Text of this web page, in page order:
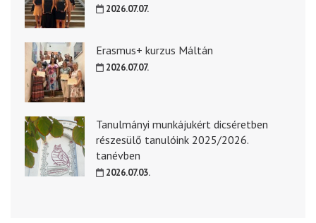
2026.07.07.
Erasmus+ kurzus Máltán
2026.07.07.
Tanulmányi munkájukért dicséretben
részesülő tanulóink 2025/2026.
tanévben
2026.07.03.